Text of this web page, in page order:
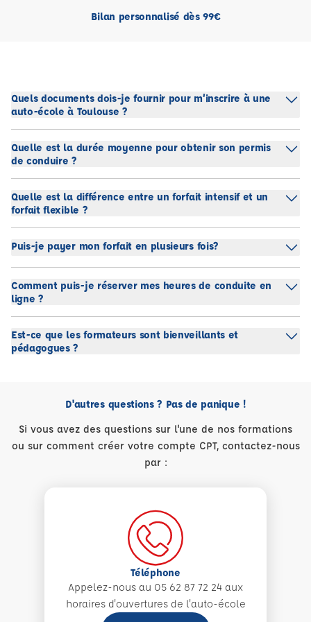
Bilan personnalisé dès 99€
Quels documents dois-je fournir pour m’inscrire à une
auto-école à Toulouse ?
Quelle est la durée moyenne pour obtenir son permis
de conduire ?
Quelle est la différence entre un forfait intensif et un
forfait flexible ?
Puis-je payer mon forfait en plusieurs fois?
Comment puis-je réserver mes heures de conduite en
ligne ?
Est-ce que les formateurs sont bienveillants et
pédagogues ?
D'autres questions ? Pas de panique !
Si vous avez des questions sur l'une de nos formations
ou sur comment créer votre compte CPT, contactez-nous
par :
Téléphone
Appelez-nous au 05 62 87 72 24 aux
horaires d'ouvertures de l'auto-école